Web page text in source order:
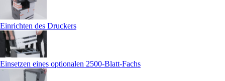
Einrichten des Druckers
Einsetzen eines optionalen 2500‑Blatt-Fachs